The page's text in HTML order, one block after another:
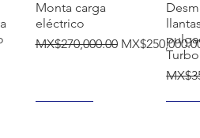
Quick View
Monta carga
eléctrico
Regular Price
MX$270,000.00 Sale Price